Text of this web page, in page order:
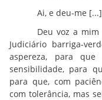
Ai, e deu-me
Deu voz a
Judiciário barriga-
aspereza, para
sensibilidade, para
para que, com
com tolerância, mas